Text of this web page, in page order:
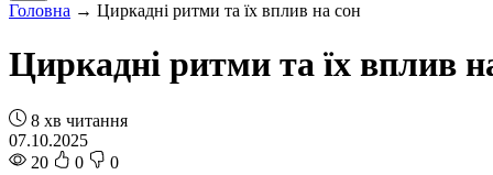
Головна → Циркадні ритми та їх вплив на сон
Циркадні ритми та їх вплив
8 хв читання
07.10.2025
20
0
0